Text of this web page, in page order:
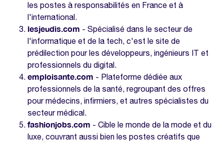
les postes à responsabilités en France et à
l'international.
lesjeudis.com - Spécialisé dans le secteur de
l'informatique et de la tech, c'est le site de
prédilection pour les développeurs, ingénieurs IT et
professionnels du digital.
emploisante.com - Plateforme dédiée aux
professionnels de la santé, regroupant des offres
pour médecins, infirmiers, et autres spécialistes du
secteur médical.
fashionjobs.com - Cible le monde de la mode et du
luxe, couvrant aussi bien les postes créatifs que